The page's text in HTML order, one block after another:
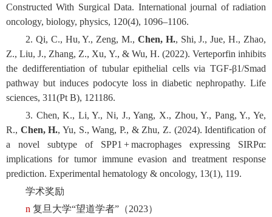
Constructed With Surgical Data. International journal of radiation
oncology, biology, physics, 120(4), 1096–1106.
2. Qi, C., Hu, Y., Zeng, M., Chen, H., Shi, J., Jue, H., Zhao,
Z., Liu, J., Zhang, Z., Xu, Y., & Wu, H. (2022). Verteporfin inhibits
the dedifferentiation of tubular epithelial cells via TGF-β1/Smad
pathway but induces podocyte loss in diabetic nephropathy. Life
sciences, 311(Pt B), 121186.
3. Chen, K., Li, Y., Ni, J., Yang, X., Zhou, Y., Pang, Y., Ye,
R., Chen, H., Yu, S., Wang, P., & Zhu, Z. (2024). Identification of
a novel subtype of SPP1 + macrophages expressing SIRPα:
implications for tumor immune evasion and treatment response
prediction. Experimental hematology & oncology, 13(1), 119.
学术奖励
n 复旦大学“望道学者”（2023）